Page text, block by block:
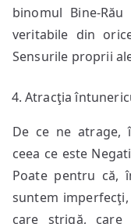
binomul Bine-
veritabile din
Sensurile proprii
Atracţia
De ce ne atrage,
ceea ce este
Poate pentru că,
suntem
care strigă,